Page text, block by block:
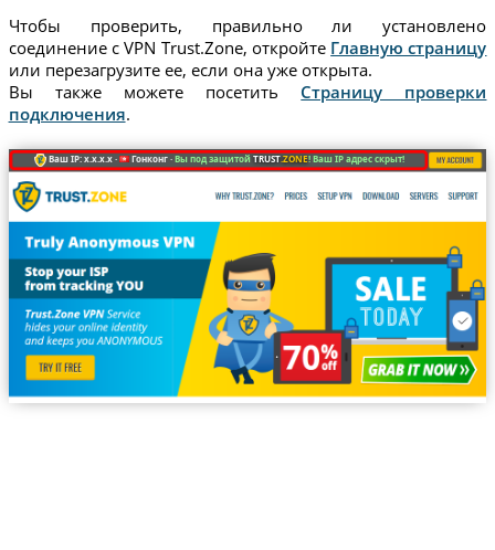
Чтобы проверить, правильно ли установлено
соединение с VPN Trust.Zone, откройте Главную страницу
или перезагрузите ее, если она уже открыта.
Вы также можете посетить Страницу проверки
подключения.
Ваш IP: x.x.x.x · Гонконг ·Вы под защитойTRUST.ZONE! Ваш IP адрес скрыт!